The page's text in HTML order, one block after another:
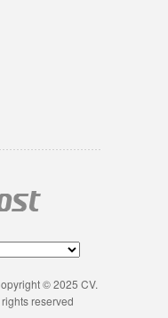
© 2025 CV.
reserved